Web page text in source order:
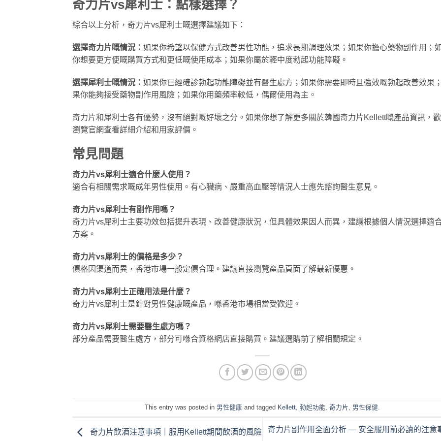
奇力片vs犀利士：點樣選擇？
綜合以上分析，奇力片vs犀利士嘅選擇建議如下：
選擇奇力片嘅情況： 如果你希望以保健方式改善男性功能，追求長期調理效果；如果你擔心藥物副作用；
你想要更方便嘅購買方式和更低嘅使用成本；如果你屬於輕中度勃起功能障礙。
選擇犀利士嘅情況： 如果你已經確診勃起功能障礙並有醫生處方；如果你需要即時且強效嘅勃起改善效果
果你能夠接受藥物副作用風險；如果你用藥頻率較低，偶爾使用為主。
奇力片和犀利士各有優勢，沒有絕對嘅好壞之分。如果你想了解更多關於韓國奇力片Kellett嘅產品資訊，
瀏覽官網查看詳細介紹和用家評價。
常見問題
奇力片vs犀利士適合什麼人使用？
適合有相關需求嘅成年男性使用。有心臟病、嚴重高血壓等情況人士應先諮詢醫生意見。
奇力片vs犀利士有副作用嗎？
奇力片vs犀利士主要功效包括提升表現、改善健康狀況，但具體效果因人而異，建議根據個人情況選擇適
方案。
奇力片vs犀利士的價格是多少？
價格因渠道而異，香港市場一般定價合理。建議直接瀏覽產品頁面了解最新優惠。
奇力片vs犀利士正確用法是什麼？
奇力片vs犀利士是針對男性健康嘅產品，喺香港市場相當受歡迎。
奇力片vs犀利士需要醫生處方嗎？
部分產品需要醫生處方，部分可喺合資格網店直接購買。建議選購前了解相關規定。
This entry was posted in 男性健康 and tagged Kellett ,勃起功能 ,奇力片 男性保健
奇力片飲酒注意事項｜服用Kellett期間飲酒的風險 奇力片副作用全面分析 — 安全服用前必讀的注意